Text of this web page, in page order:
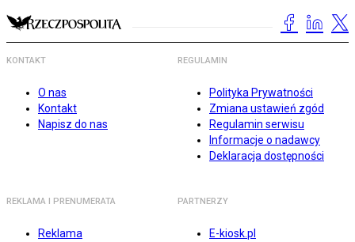
KONTAKT
O nas
Kontakt
Napisz do nas
REGULAMIN
Polityka Prywatności
Zmiana ustawień zgód
Regulamin serwisu
Informacje o nadawcy
Deklaracja dostępności
REKLAMA I PRENUMERATA
Reklama
PARTNERZY
E-kiosk.pl